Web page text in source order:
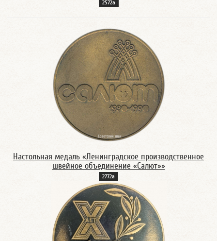
2572а
Настольная медаль «Ленинградское производственное
швейное объединение «Салют»»
2772а